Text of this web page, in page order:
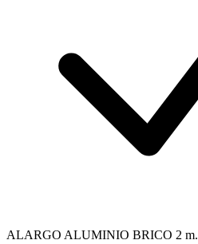
ALARGO ALUMINIO BRICO 2 m.